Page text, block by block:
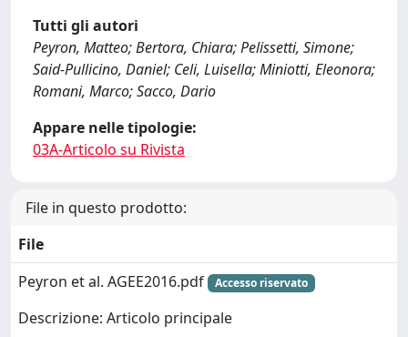
Tutti gli autori
Peyron, Matteo; Bertora, Chiara; Pelissetti, Simone;
Said-Pullicino, Daniel; Celi, Luisella; Miniotti, Eleonora;
Romani, Marco; Sacco, Dario
Appare nelle tipologie:
03A-Articolo su Rivista
File in questo prodotto:
File
Peyron et al. AGEE2016.pdf
Accesso riservato
Descrizione: Articolo principale